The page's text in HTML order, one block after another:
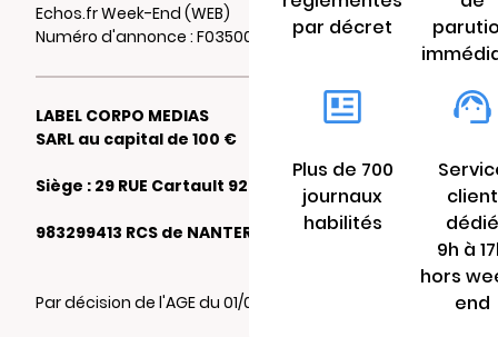
Echos.fr Week-End (WEB)
Numéro d'annonce : F035006658toz
LABEL CORPO MEDIAS
SARL au capital de 100 €
Siège : 29 RUE Cartault 92800 PUTEAUX
983299413 RCS de NANTERRE
Par décision de l'AGE du 01/02/2026
par décret
Plus de 700
journaux
habilités
client
dédié
9h à
hors
end